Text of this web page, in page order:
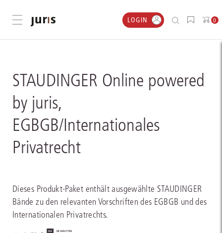
Menü öffnen LOGIN 0
STAUDINGER Online powered
by juris,
EGBGB/Internationales
Privatrecht
Dieses Produkt-Paket enthält ausgewählte STAUDINGER
Bände zu den relevanten Vorschriften des EGBGB und des
Internationalen Privatrechts.